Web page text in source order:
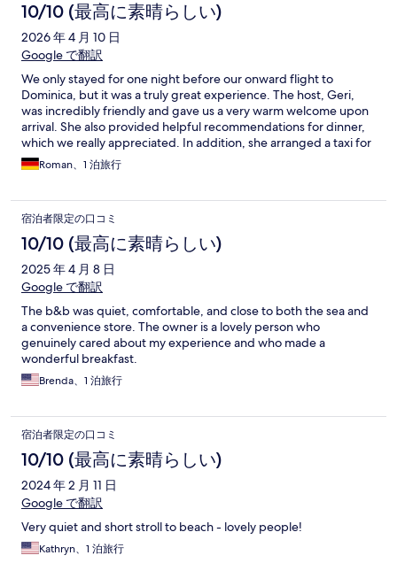
10/10 (最高に素晴らしい)
2026 年 4 月 10 日
Google で翻訳
We only stayed for one night before our onward flight to
Dominica, but it was a truly great experience. The host, Geri,
was incredibly friendly and gave us a very warm welcome upon
arrival. She also provided helpful recommendations for dinner,
which we really appreciated. In addition, she arranged a taxi for
us, which picked us up perfectly on time early the next morning.
Breakfast was homemade and absolutely delicious. We were
everything very smooth and convenient. Even though our stay
was short, everything was perfectly organized and very
comfortable. We would definitely recommend this hotel to
anyone passing through. Thank you for the wonderful stay, Geri!
Roman、1 泊旅行
宿泊者限定の口コミ
10/10 (最高に素晴らしい)
2025 年 4 月 8 日
Google で翻訳
The b&b was quiet, comfortable, and close to both the sea and
a convenience store. The owner is a lovely person who
genuinely cared about my experience and who made a
wonderful breakfast.
Brenda、1 泊旅行
宿泊者限定の口コミ
10/10 (最高に素晴らしい)
2024 年 2 月 11 日
Google で翻訳
Very quiet and short stroll to beach - lovely people!
Kathryn、1 泊旅行